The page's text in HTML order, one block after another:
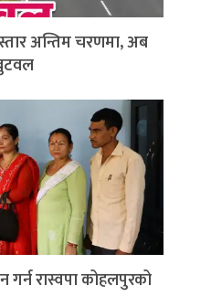
अन्तिम चरणमा, अब
रास्वपा कोहलपुरको